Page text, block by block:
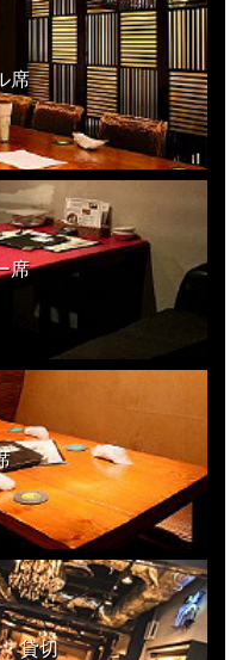
席
席
貸切